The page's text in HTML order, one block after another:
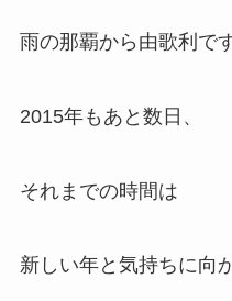
雨の那覇から由歌利です
2015年もあと数日、
それまでの時間は
新しい年と気持ちに向